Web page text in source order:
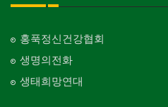
홍푹정신건강협회
생명의전화
생태희망연대